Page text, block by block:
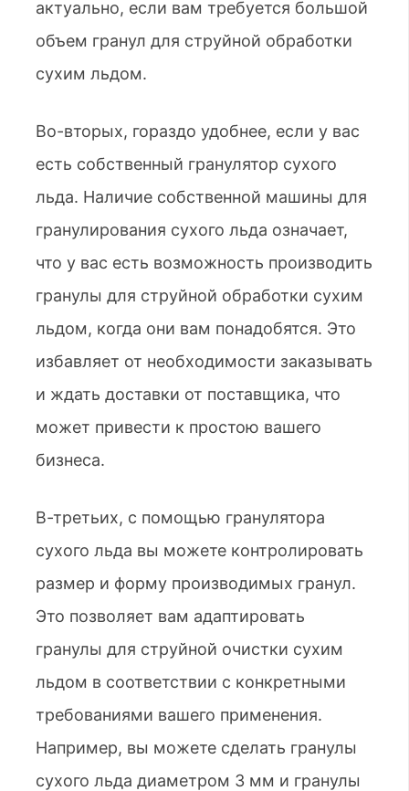
актуально, если вам требуется большой
объем гранул для струйной обработки
сухим льдом.
Во-вторых, гораздо удобнее, если у вас
есть собственный гранулятор сухого
льда. Наличие собственной машины для
гранулирования сухого льда означает,
что у вас есть возможность производить
гранулы для струйной обработки сухим
льдом, когда они вам понадобятся. Это
избавляет от необходимости заказывать
и ждать доставки от поставщика, что
может привести к простою вашего
бизнеса.
В-третьих, с помощью гранулятора
сухого льда вы можете контролировать
размер и форму производимых гранул.
Это позволяет вам адаптировать
гранулы для струйной очистки сухим
льдом в соответствии с конкретными
требованиями вашего применения.
Например, вы можете сделать гранулы
сухого льда диаметром 3 мм и гранулы